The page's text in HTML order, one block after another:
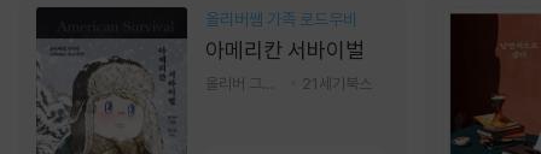
올리버쌤 가족 로드무비
아메리칸 서바이벌
21세기북스